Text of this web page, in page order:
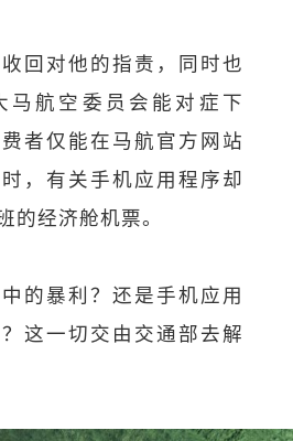
回对他的指责，同时也
马航空委员会能对症下
者仅能在马航官方网站
，有关手机应用程序却
的经济舱机票。
的暴利？还是手机应用
这一切交由交通部去解